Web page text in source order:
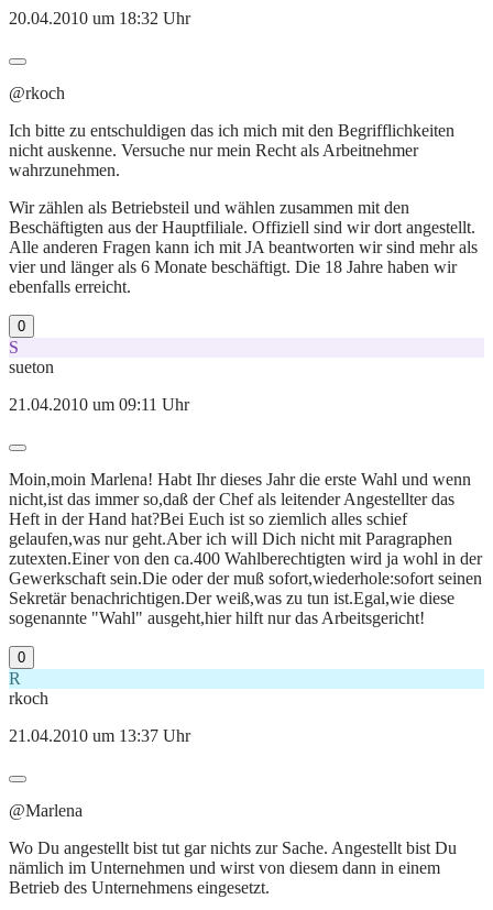
20.04.2010 um 18:32 Uhr
@rkoch
Ich bitte zu entschuldigen das ich mich mit den Begrifflichkeiten
nicht auskenne. Versuche nur mein Recht als Arbeitnehmer
wahrzunehmen.
Wir zählen als Betriebsteil und wählen zusammen mit den
Beschäftigten aus der Hauptfiliale. Offiziell sind wir dort angestellt.
Alle anderen Fragen kann ich mit JA beantworten wir sind mehr als
vier und länger als 6 Monate beschäftigt. Die 18 Jahre haben wir
ebenfalls erreicht.
0
S
sueton
21.04.2010 um 09:11 Uhr
Moin,moin Marlena! Habt Ihr dieses Jahr die erste Wahl und wenn
nicht,ist das immer so,daß der Chef als leitender Angestellter das
Heft in der Hand hat?Bei Euch ist so ziemlich alles schief
gelaufen,was nur geht.Aber ich will Dich nicht mit Paragraphen
zutexten.Einer von den ca.400 Wahlberechtigten wird ja wohl in der
Gewerkschaft sein.Die oder der muß sofort,wiederhole:sofort seinen
Sekretär benachrichtigen.Der weiß,was zu tun ist.Egal,wie diese
sogenannte "Wahl" ausgeht,hier hilft nur das Arbeitsgericht!
0
R
rkoch
21.04.2010 um 13:37 Uhr
@Marlena
Wo Du angestellt bist tut gar nichts zur Sache. Angestellt bist Du
nämlich im Unternehmen und wirst von diesem dann in einem
Betrieb des Unternehmens eingesetzt.